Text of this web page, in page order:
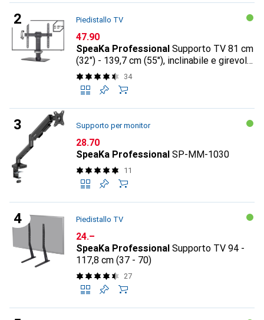
Piedistallo TV
CHF
47.90
SpeaKa Professional Supporto TV 81 cm
(32") - 139,7 cm (55"), inclinabile e girevole,
regolabile in altezza
34
Supporto per monitor
CHF
28.70
SpeaKa Professional SP-MM-1030
11
Piedistallo TV
CHF
24.–
SpeaKa Professional Supporto TV 94 -
117,8 cm (37 - 70)
27